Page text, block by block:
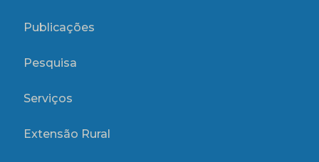
Publicações
Pesquisa
Serviços
Extensão Rural